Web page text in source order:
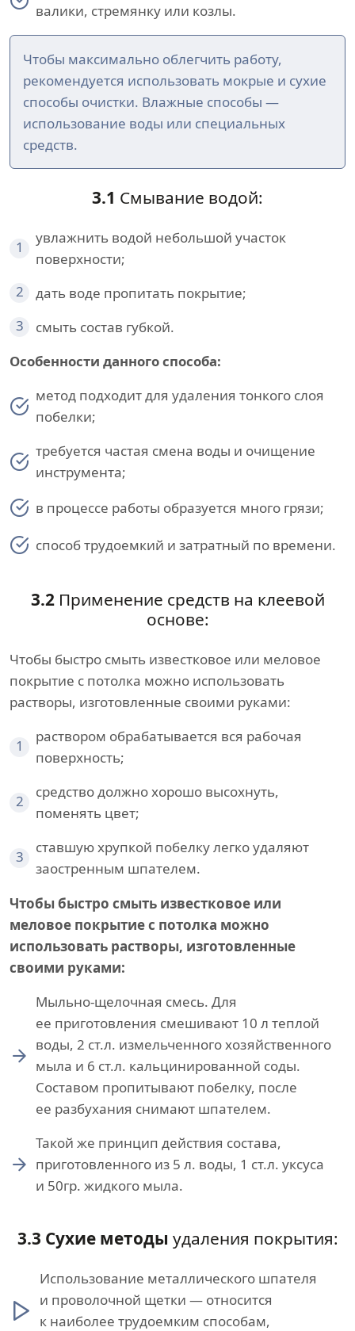
валики, стремянку или козлы.
Чтобы максимально облегчить работу,
рекомендуется использовать мокрые и сухие
способы очистки. Влажные способы —
использование воды или специальных
средств.
3.1 Смывание водой:
1
увлажнить водой небольшой участок
поверхности;
2
дать воде пропитать покрытие;
3
смыть состав губкой.
Особенности данного способа:
метод подходит для удаления тонкого слоя
побелки;
требуется частая смена воды и очищение
инструмента;
в процессе работы образуется много грязи;
способ трудоемкий и затратный по времени.
3.2Применение средств на клеевой
основе:
Чтобы быстро смыть известковое или меловое
покрытие с потолка можно использовать
растворы, изготовленные своими руками:
1
раствором обрабатывается вся рабочая
поверхность;
2
средство должно хорошо высохнуть,
поменять цвет;
3
ставшую хрупкой побелку легко удаляют
заостренным шпателем.
Чтобы быстро смыть известковое или
меловое покрытие с потолка можно
использовать растворы, изготовленные
своими руками:
Мыльно-щелочная смесь. Для
ее приготовления смешивают 10 л теплой
воды, 2 ст.л. измельченного хозяйственного
мыла и 6 ст.л. кальцинированной соды.
Составом пропитывают побелку, после
ее разбухания снимают шпателем.
Такой же принцип действия состава,
приготовленного из 5 л. воды, 1 ст.л. уксуса
и 50гр. жидкого мыла.
3.3 Сухие методы удаления покрытия:
Использование металлического шпателя
и проволочной щетки — относится
к наиболее трудоемким способам,